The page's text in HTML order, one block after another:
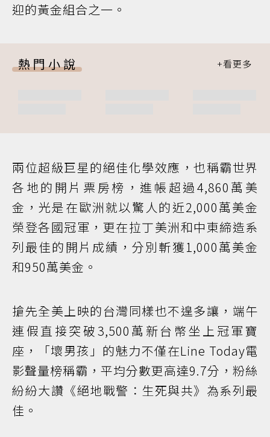
迎的黃金組合之一。
熱門小說
兩位超級巨星的絕佳化學效應，也稱霸世界
各地的開片票房榜，進帳超過4,860萬美
金，光是在歐洲就以驚人的近2,000萬美金
榮登各國冠軍，更在拉丁美洲和中東締造系
列最佳的開片成績，分別斬獲1,000萬美金
和950萬美金。
搶先全美上映的台灣同樣也不遑多讓，端午
連假直接突破3,500萬新台幣坐上冠軍寶
座，「壞男孩」的魅力不僅在Line Today電
影聲量榜稱霸，平均分數更高達9.7分，粉絲
紛紛大讚《絕地戰警：生死與共》為系列最
佳。